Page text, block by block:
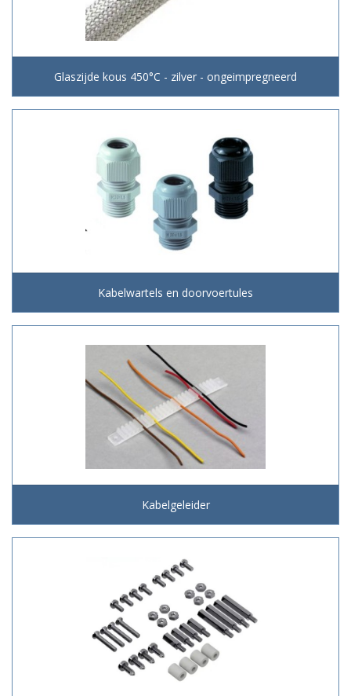
Glaszijde kous 450°C - zilver - ongeimpregneerd
Kabelwartels en doorvoertules
Kabelgeleider